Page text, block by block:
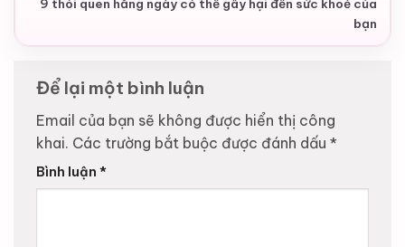
9 thói quen hằng ngày có thể gây hại đến sức khoẻ của
bạn
Để lại một bình luận
Email của bạn sẽ không được hiển thị công
khai. Các trường bắt buộc được đánh dấu *
Bình luận *